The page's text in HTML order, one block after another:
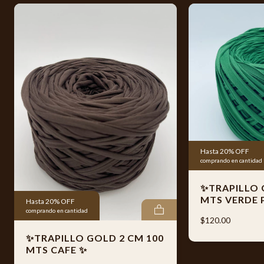
Cada rollo pasa por un proceso de centrifugado y limpieza,
mediante el cual se elimina el excedente de residuos
textiles, ayudando a ofrecer un material más limpio y
cómodo de trabajar, cuidando la salud de nuestros
clientes.
Además, cada producto se entrega empacado con el
logotipo oficial de Trapillo El Original® y código de barras
individual, garantizando autenticidad, control de calidad y
fácil identificación del producto.
* Bolsas
Hasta 20% OFF
comprando en cantidad
✨TRAPILLO GOLD 2 CM 100
MTS CAFE ✨
Hasta 20% OFF
comprando en cantidad
✨TRAPILLO
MTS VERDE
$120.00